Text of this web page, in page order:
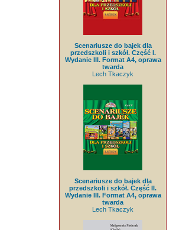
Scenariusze do bajek dla
przedszkoli i szkół. Część I.
Wydanie III. Format A4, oprawa
twarda
Lech Tkaczyk
Scenariusze do bajek dla
przedszkoli i szkół. Część II.
Wydanie III. Format A4, oprawa
twarda
Lech Tkaczyk